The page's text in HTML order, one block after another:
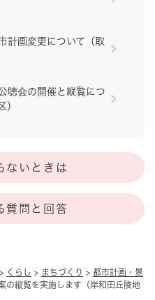
> くらし > まちづくり > 都市計画・景
の縦覧を実施します（岸和田丘陵地
計画変更について（取
聴会の開催と縦覧につ
）
ないときは
質問と回答